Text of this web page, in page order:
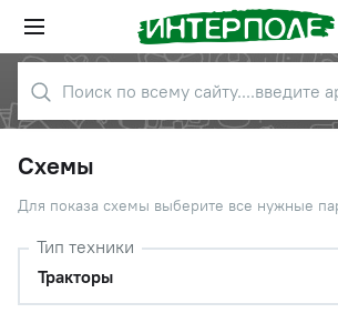
Схемы
Для показа схемы выберите все нужные
Тип техники
Тракторы